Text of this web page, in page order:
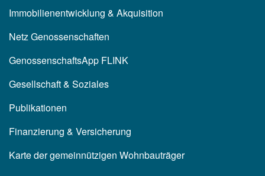
Immobilienentwicklung & Akquisition
Netz Genossenschaften
GenossenschaftsApp FLINK
Gesellschaft & Soziales
Publikationen
Finanzierung & Versicherung
Karte der gemeinnützigen Wohnbauträger